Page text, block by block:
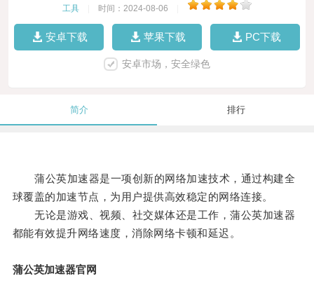
工具 时间：2024-08-06
安卓下载 苹果下载 PC下载
安卓市场，安全绿色
简介 排行
蒲公英加速器是一项创新的网络加速技术，通过构建全
球覆盖的加速节点，为用户提供高效稳定的网络连接。
无论是游戏、视频、社交媒体还是工作，蒲公英加速器
都能有效提升网络速度，消除网络卡顿和延迟。
蒲公英加速器官网